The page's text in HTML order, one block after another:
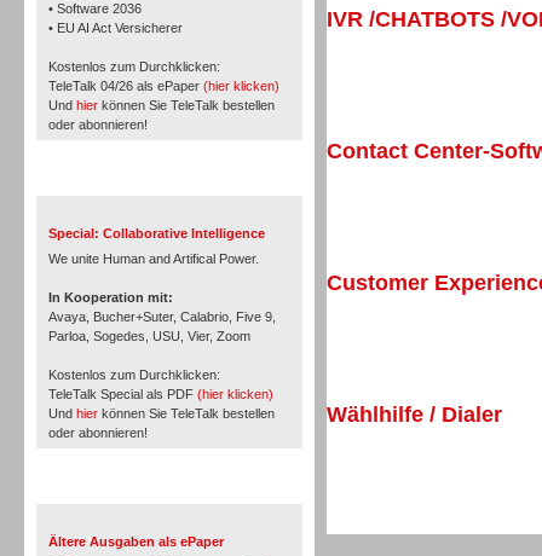
• Software 2036
• EU AI Act Versicherer
Kostenlos zum Durchklicken:
TeleTalk 04/26 als ePaper (hier klicken)
Und hier können Sie TeleTalk bestellen
oder abonnieren!
Special: Collaborative Intelligence
We unite Human and Artifical Power.
In Kooperation mit:
Avaya, Bucher+Suter, Calabrio, Five 9,
Parloa, Sogedes, USU, Vier, Zoom
Kostenlos zum Durchklicken:
TeleTalk Special als PDF (hier klicken)
Und hier können Sie TeleTalk bestellen
oder abonnieren!
Ältere Ausgaben als ePaper
Inbound
IVR /CHATBOTS /
Contact Center-
Customer
Wählhilfe / Dialer